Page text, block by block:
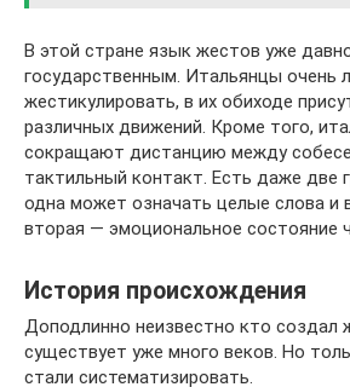
В этой стране язык жестов уже
государственным. Итальянцы очень
жестикулировать, в их обиходе
различных движений. Кроме того,
сокращают дистанцию между
тактильный контакт. Есть даже две
одна может означать целые слова и
вторая — эмоциональное состояние
История происхождения
Доподлинно неизвестно кто создал
существует уже много веков. Но
стали систематизировать.